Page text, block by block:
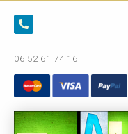
06 52 61 74 16